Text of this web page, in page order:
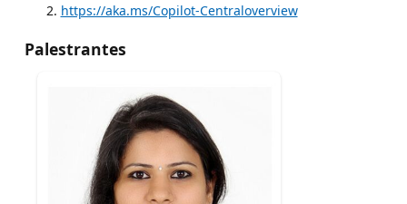
https://aka.ms/Copilot-Centraloverview
Palestrantes